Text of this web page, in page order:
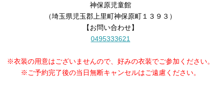
神保原児童館
（埼玉県児玉郡上里町神保原町１３９３）
【お問い合わせ】
0495333621
※衣装の用意はございませんので、好みの衣装でご参加ください。
※ご予約完了後の当日無断キャンセルはご遠慮ください。